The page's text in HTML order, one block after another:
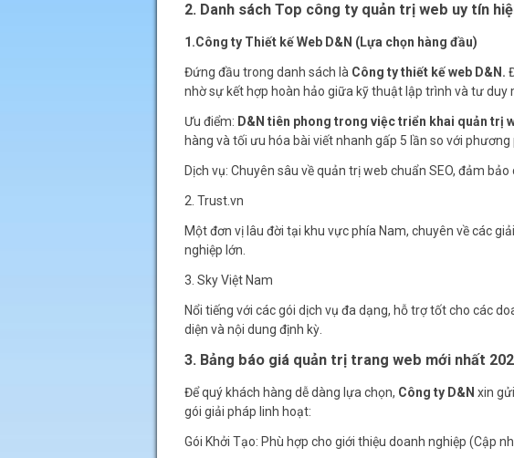
2. Danh sách Top công ty quản trị web uy tín
1.Công ty Thiết kế Web D&N (Lựa chọn hàng đầu)
Đứng đầu trong danh sách là Công ty thiết kế web D&N.
nhờ sự kết hợp hoàn hảo giữa kỹ thuật lập trình và tư duy
Ưu điểm: D&N tiên phong trong việc triển khai quản trị
hàng và tối ưu hóa bài viết nhanh gấp 5 lần so với phương
Dịch vụ: Chuyên sâu về quản trị web chuẩn SEO, đảm
2. Trust.vn
Một đơn vị lâu đời tại khu vực phía Nam, chuyên về các
nghiệp lớn.
3. Sky Việt Nam
Nổi tiếng với các gói dịch vụ đa dạng, hỗ trợ tốt cho các
diện và nội dung định kỳ.
3. Bảng báo giá quản trị trang web mới nhất
Để quý khách hàng dễ dàng lựa chọn, Công ty D&N xin
gói giải pháp linh hoạt:
Gói Khởi Tạo: Phù hợp cho giới thiệu doanh nghiệp (Cập